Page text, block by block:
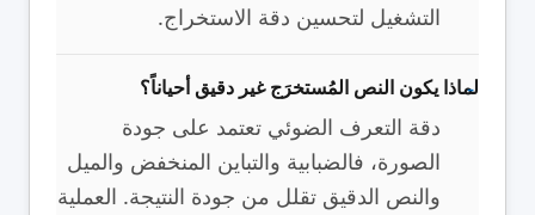
التشغيل لتحسين دقة الاستخراج.
لماذا يكون النص المُستخرَج غير دقيق أحياناً؟
دقة التعرف الضوئي تعتمد على جودة
الصورة، فالضبابية والتباين المنخفض والميل
والنص الدقيق تقلل من جودة النتيجة. العملية